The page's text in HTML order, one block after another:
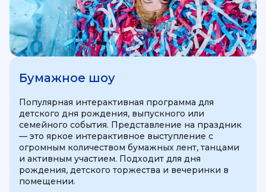
Бумажное шоу
Популярная интерактивная программа для
детского дня рождения, выпускного или
семейного события. Представление на праздник
— это яркое интерактивное выступление с
огромным количеством бумажных лент, танцами
и активным участием. Подходит для дня
рождения, детского торжества и вечеринки в
помещении.